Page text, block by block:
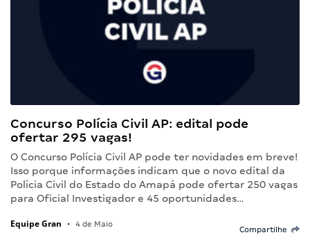
Concurso Polícia Civil AP: edital pode
ofertar 295 vagas!
O Concurso Polícia Civil AP pode ter novidades em breve!
Isso porque informações indicam que o novo edital da
Polícia Civil do Estado do Amapá pode ofertar 250 vagas
para Oficial Investigador e 45 oportunidades…
Equipe Gran • 4 de Maio
Compartilhe